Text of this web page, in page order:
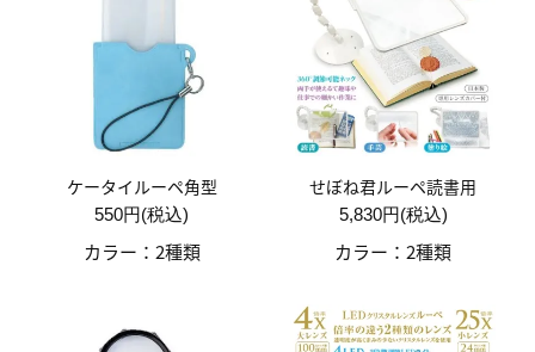
ケータイルーペ角型
550円(税込)
カラー：2種類
せぼね君ルーペ読書用
5,830円(税込)
カラー：2種類